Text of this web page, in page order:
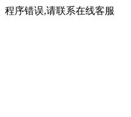
程序错误,请联系在线客服